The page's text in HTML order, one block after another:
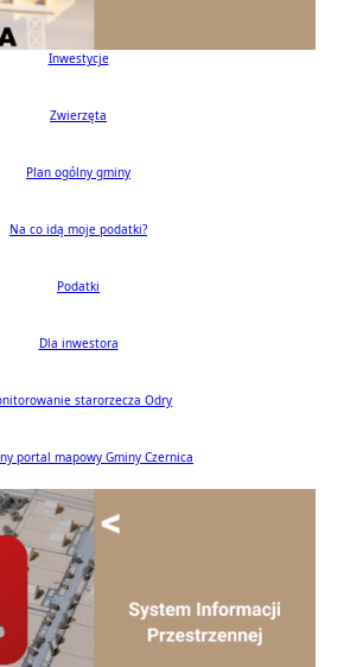
Inwestycje
Zwierzęta
Plan ogólny gminy